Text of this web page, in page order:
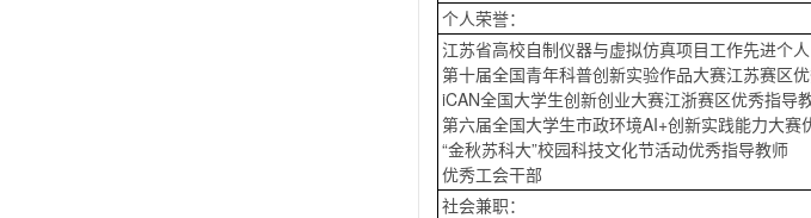
个人荣誉：
江苏省高校自制仪器与虚拟仿真项目工作先进个人
第十届全国青年科普创新实验作品大赛江苏赛区
iCAN全国大学生创新创业大赛江浙赛区优秀指导
第六届全国大学生市政环境AI+创新实践能力大赛
“金秋苏科大”校园科技文化节活动优秀指导教师
优秀工会干部
社会兼职：